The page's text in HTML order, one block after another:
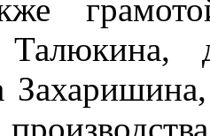
Талюкина,